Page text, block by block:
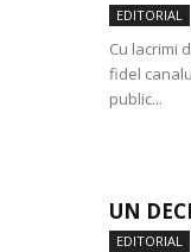
EDITORIAL
Cu lacrimi
fidel
public...
UN
EDITORIAL